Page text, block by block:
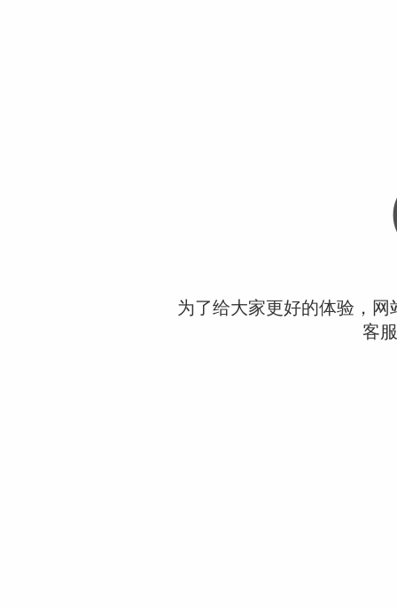
为了给大家更好的体验，
客